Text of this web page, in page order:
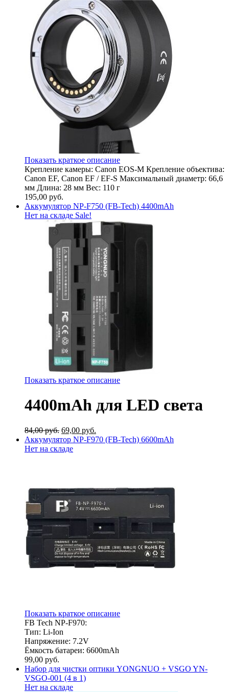
Показать краткое описание
Крепление камеры: Canon EOS-M Крепление объектива:
Canon EF, Canon EF / EF-S Максимальный диаметр: 66,6
мм Длина: 28 мм Вес: 110 г
195,00 руб.
Аккумулятор NP-F750 (FB-Tech) 4400mAh
Нет на складе Sale!
Показать краткое описание
4400mAh для LED света
84,00руб. 69,00 руб.
Аккумулятор NP-F970 (FB-Tech) 6600mAh
Нет на складе
Показать краткое описание
FB Tech NP-F970:
Тип: Li-Ion
Напряжение: 7.2V
Ёмкость батареи: 6600mAh
99,00 руб.
Набор для чистки оптики YONGNUO + VSGO YN-
VSGO-001 (4 в 1)
Нет на складе